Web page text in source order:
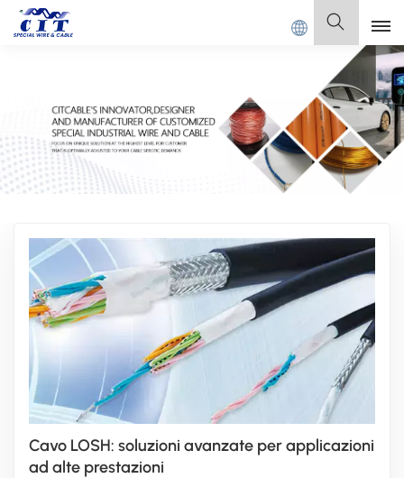
Ltd. Italiano
English
Français
Italiano
Polski
Español
Cavo LOSH: soluzioni avanzate per applicazioni
ad alte prestazioni